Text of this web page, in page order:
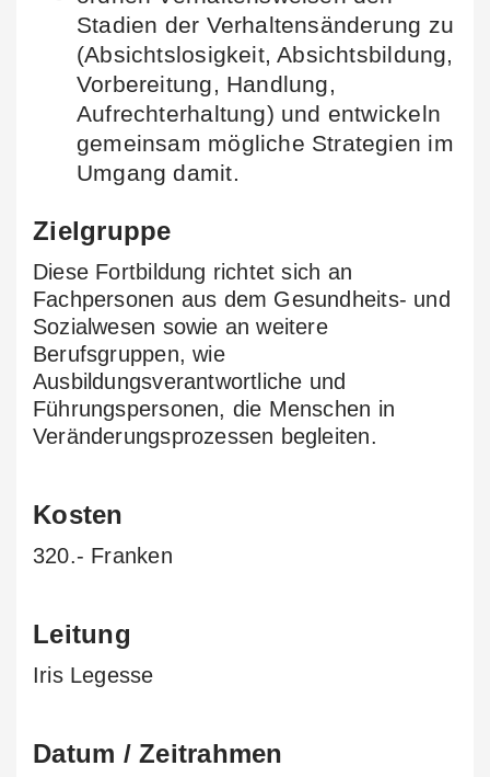
Stadien der Verhaltensänderung zu
(Absichtslosigkeit, Absichtsbildung,
Vorbereitung, Handlung,
Aufrechterhaltung) und entwickeln
gemeinsam mögliche Strategien im
Umgang damit.
Zielgruppe
Diese Fortbildung richtet sich an
Fachpersonen aus dem Gesundheits- und
Sozialwesen sowie an weitere
Berufsgruppen, wie
Ausbildungsverantwortliche und
Führungspersonen, die Menschen in
Veränderungsprozessen begleiten.
Kosten
320.- Franken
Leitung
Iris Legesse
Datum / Zeitrahmen